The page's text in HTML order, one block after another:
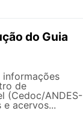
do Guia
informações
de
(Cedoc/ANDES-
acervos...